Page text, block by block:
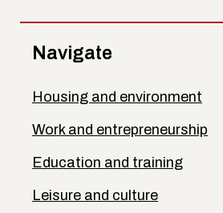
Navigate
Housing and environment
Work and entrepreneurship
Education and training
Leisure and culture